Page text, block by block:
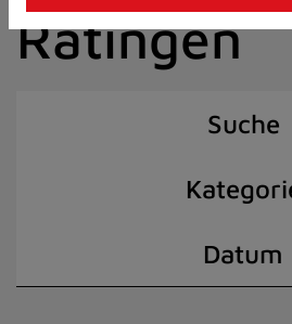
I)
Ratingen
Suche
Datum